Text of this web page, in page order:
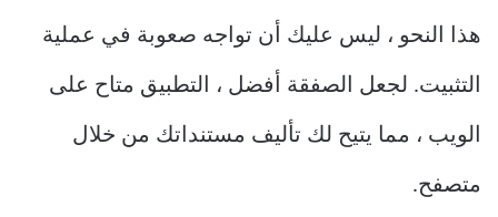
هذا النحو ، ليس عليك أن تواجه صعوبة في عملية
التثبيت. لجعل الصفقة أفضل ، التطبيق متاح على
الويب ، مما يتيح لك تأليف مستنداتك من خلال
متصفح.